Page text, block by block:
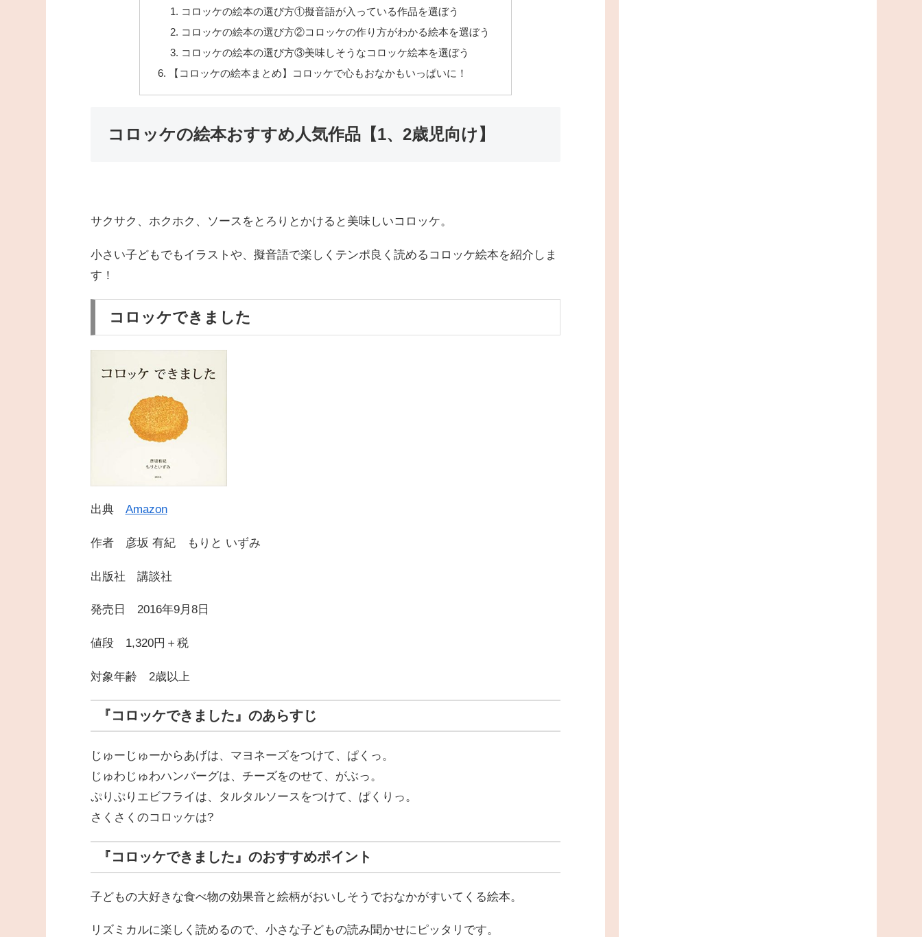
コロッケの絵本の選び方①擬音語が入っている作品を選ぼう
コロッケの絵本の選び方②コロッケの作り方がわかる絵本を選ぼう
コロッケの絵本の選び方③美味しそうなコロッケ絵本を選ぼう
【コロッケの絵本まとめ】コロッケで心もおなかもいっぱいに！
コロッケの絵本おすすめ人気作品【1、2歳児向け】
サクサク、ホクホク、ソースをとろりとかけると美味しいコロッケ。
小さい子どもでもイラストや、擬音語で楽しくテンポ良く読めるコロッケ絵本を紹介しま
す！
コロッケできました
出典 Amazon
作者 彦坂 有紀 もりと いずみ
出版社 講談社
発売日 2016年9月8日
値段 1,320円＋税
対象年齢 2歳以上
『コロッケできました』のあらすじ
じゅーじゅーからあげは、マヨネーズをつけて、ぱくっ。
じゅわじゅわハンバーグは、チーズをのせて、がぶっ。
ぷりぷりエビフライは、タルタルソースをつけて、ぱくりっ。
さくさくのコロッケは?
『コロッケできました』のおすすめポイント
子どもの大好きな食べ物の効果音と絵柄がおいしそうでおなかがすいてくる絵本。
リズミカルに楽しく読めるので、小さな子どもの読み聞かせにピッタリです。